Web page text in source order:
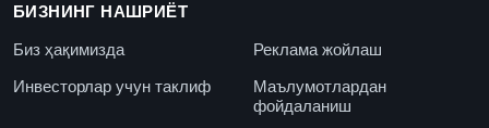
БИЗНИНГ НАШРИЁТ
Биз ҳақимизда
Реклама жойлаш
Инвесторлар учун таклиф
Маълумотлардан
фойдаланиш